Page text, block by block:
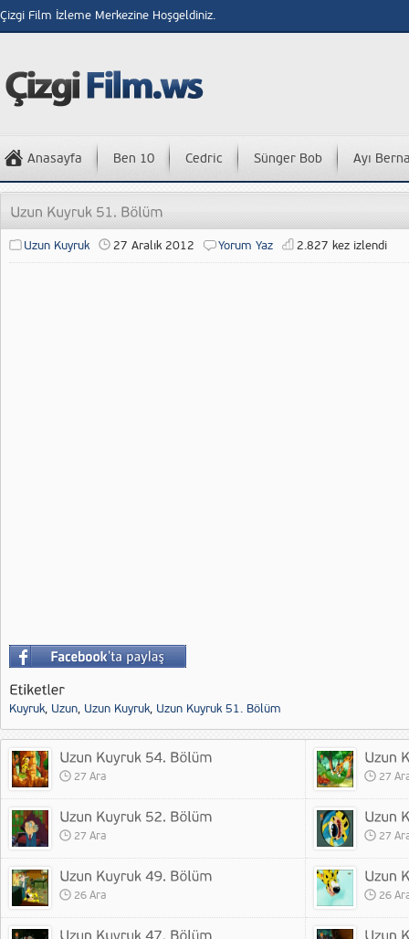
Çizgi Film İzleme Merkezine Hoşgeldiniz.
Anasayfa Ben 10 Cedric Sünger Bob Ayı
Uzun Kuyruk 27 Aralık 2012 Yorum Yaz 2.827 kez izlendi
Kuyruk, Uzun, Uzun Kuyruk, Uzun Kuyruk 51. Bölüm
27 Ara 27
27 Ara 27
26 Ara 26